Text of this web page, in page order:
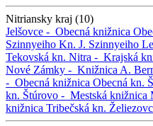
Nitriansky kraj (10)
Jelšovce - Obecná knižnica
Szinnyeiho Kn. J. Szinnyeiho
Tekovská kn. Nitra - Krajská
Nové Zámky - Knižnica A.
- Obecná knižnica Obecná kn.
kn. Štúrovo - Mestská knižnica
knižnica Tribečská kn.